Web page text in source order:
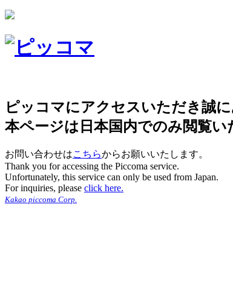
ピッコマにアクセスいただき誠
本ページは日本国内でのみ閲覧い
お問い合わせはこちらからお願いいたします。
Thank you for accessing the Piccoma service.
Unfortunately, this service can only be used from Japan.
For inquiries, please click here.
Kakao piccoma Corp.